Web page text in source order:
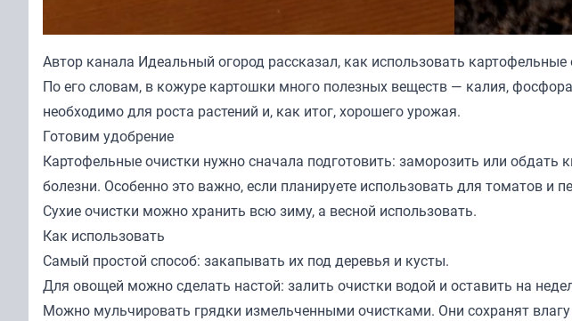
Автор канала Идеальный огород рассказал, как использовать
По его словам, в кожуре картошки много полезных веществ — калия, фосфора
необходимо для роста растений и, как итог, хорошего урожая.
Готовим удобрение
Картофельные очистки нужно сначала подготовить: заморозить или
болезни. Особенно это важно, если планируете использовать для томатов и
Сухие очистки можно хранить всю зиму, а весной использовать.
Как использовать
Самый простой способ: закапывать их под деревья и кусты.
Для овощей можно сделать настой: залить очистки водой и оставить на
Можно мульчировать грядки измельченными очистками. Они сохранят